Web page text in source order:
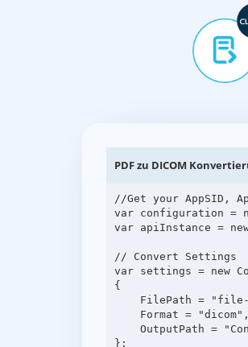
PDF zu DICOM
//Get your AppSID,
var configuration =
var apiInstance =
// Convert Settings
var settings = new
{
};